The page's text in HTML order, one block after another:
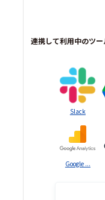
連携して利用中のツー
Slack
Google ...